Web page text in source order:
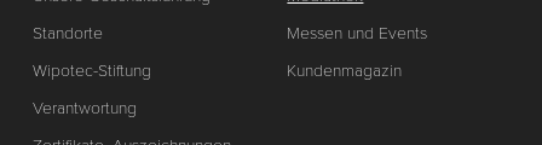
Standorte
Wipotec-Stiftung
Verantwortung
Messen und Events
Kundenmagazin